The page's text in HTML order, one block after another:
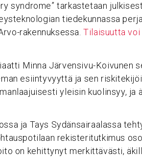
syndrome” tarkastetaan
tiedekunnassa
rakennuksessa.Tilaisuutta
Minna Järvensivu-Koivunen
esiintyvyyttä ja sen
yleisin kuolinsyy, ja
ja Tays Sydänsairaalassa
rekisteritutkimus
on kehittynyt merkittävästi,